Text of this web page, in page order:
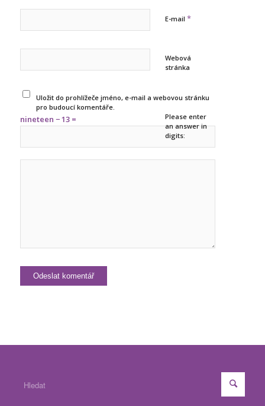
E-mail *
Webová
stránka
Uložit do prohlížeče jméno, e-mail a webovou stránku
pro budoucí komentáře.
Please enter
an answer in
digits:
nineteen − 13 =